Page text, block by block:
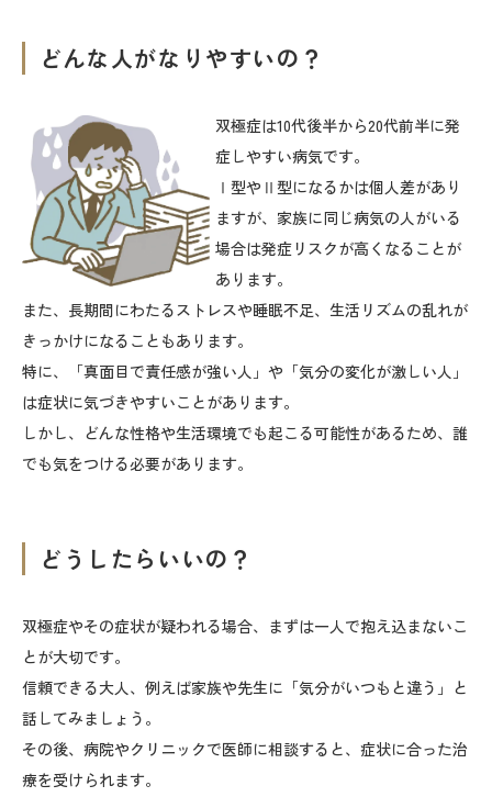
どんな人がなりやすいの？
双極症は10代後半から20代前半に発
症しやすい病気です。
Ⅰ型やⅡ型になるかは個人差があり
ますが、家族に同じ病気の人がいる
場合は発症リスクが高くなることが
あります。
また、長期間にわたるストレスや睡眠不足、生活リズムの乱れが
きっかけになることもあります。
特に、「真面目で責任感が強い人」や「気分の変化が激しい人」
は症状に気づきやすいことがあります。
しかし、どんな性格や生活環境でも起こる可能性があるため、誰
でも気をつける必要があります。
どうしたらいいの？
双極症やその症状が疑われる場合、まずは一人で抱え込まないこ
とが大切です。
信頼できる大人、例えば家族や先生に「気分がいつもと違う」と
話してみましょう。
その後、病院やクリニックで医師に相談すると、症状に合った治
療を受けられます。